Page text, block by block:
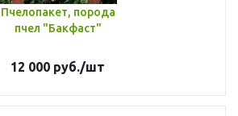
Пчелопакет, порода
пчел "Бакфаст"
12 000 руб./шт